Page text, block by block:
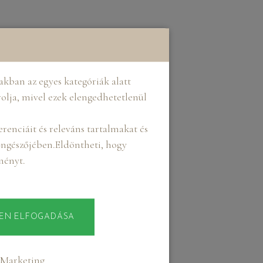
az egyes kategóriák alatt
mivel ezek elengedhetetlenül
és releváns tartalmakat és
hogy
ELFOGADÁSA
Marketing